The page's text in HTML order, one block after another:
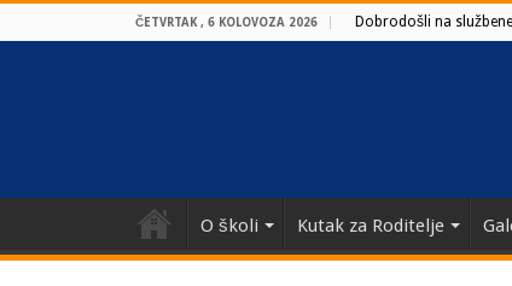
ČETVRTAK , 6 KOLOVOZA 2026 Dobrodošli na
O školi Kutak za Roditelje